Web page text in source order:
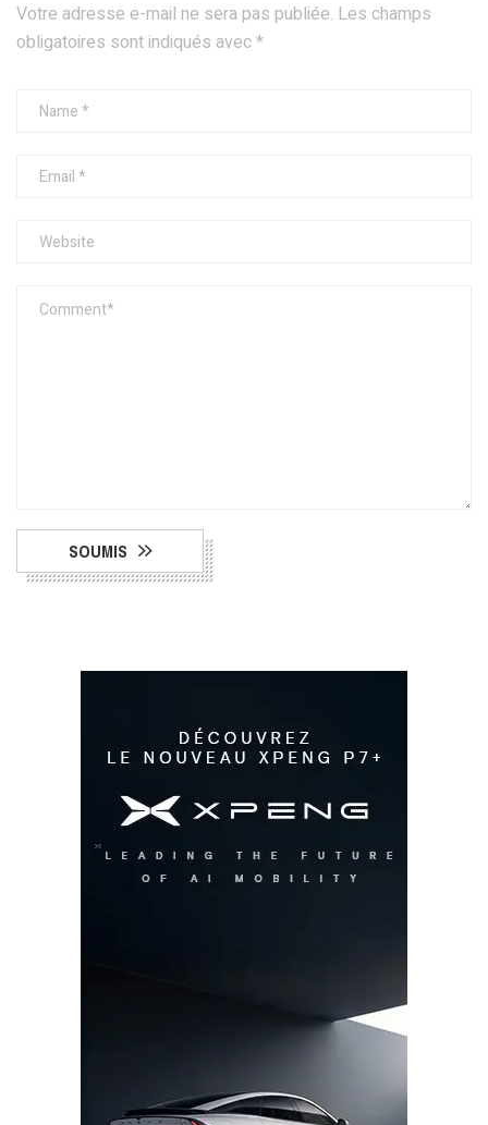
Votre adresse e-mail ne sera pas publiée. Les champs
obligatoires sont indiqués avec*
SOUMIS